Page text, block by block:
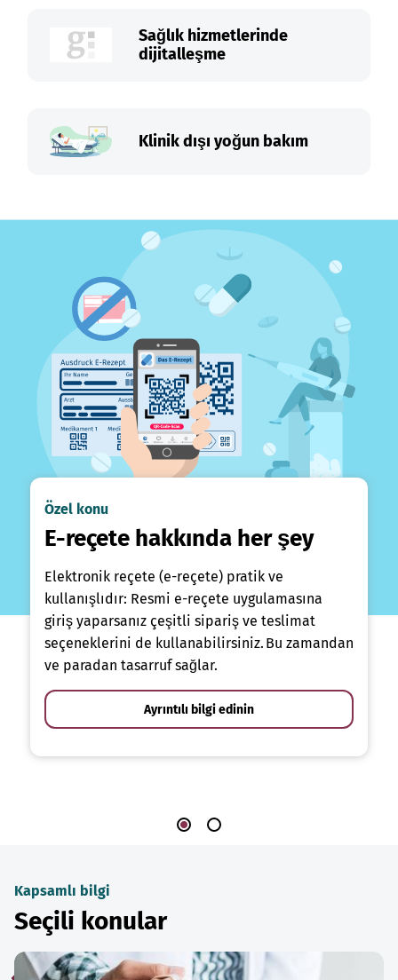
Sağlık hizmetlerinde
dijitalleşme
Klinik dışı yoğun bakım
Özel konu
E-reçete hakkında her şey
Elektronik reçete (e-reçete) pratik ve
kullanışlıdır: Resmi e-reçete uygulamasına
giriş yaparsanız çeşitli sipariş ve teslimat
seçeneklerini de kullanabilirsiniz. Bu zamandan
ve paradan tasarruf sağlar.
Ayrıntılı bilgi edinin
Kapsamlı bilgi
Seçili konular